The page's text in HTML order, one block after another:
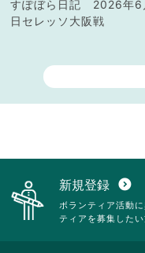
すぽぼら日記 2026年6
日セレッソ大阪戦
新規登録 expand_circle_down
ボランティア活動
ティアを募集した